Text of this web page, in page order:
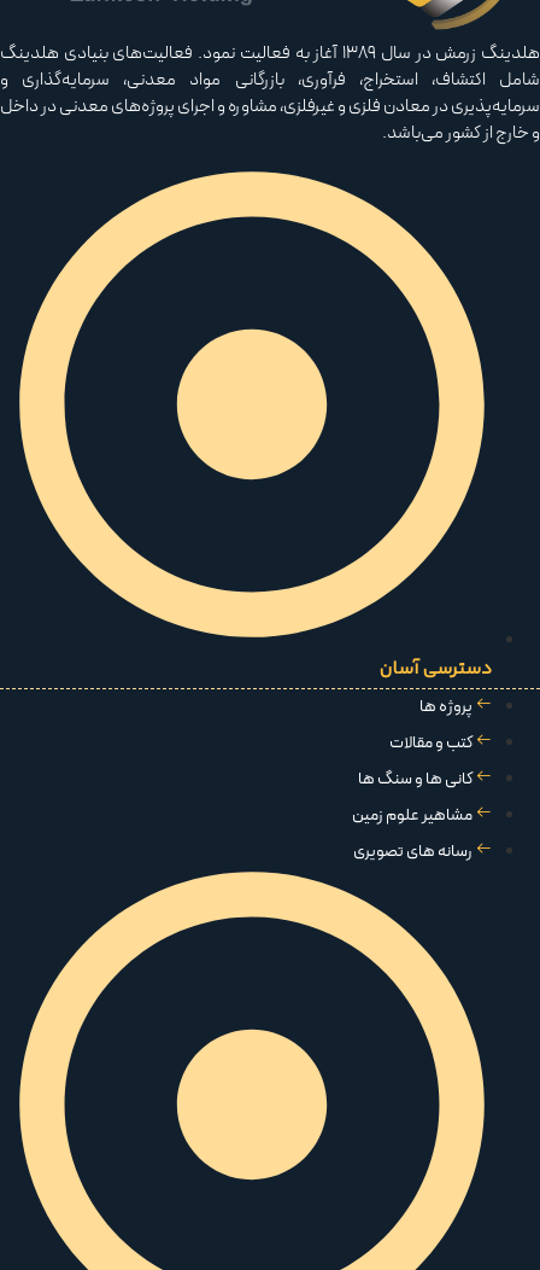
هلدینگ زرمش در سال ۱۳۸۹ آغاز به فعالیت‌ نمود. فعالیت‌های بنیادی هلدینگ
اکتشاف، استخراج، فرآوری، بازرگانی مواد معدنی، سرمایه‌گذاری و
در معادن فلزی و غیرفلزی، مشاوره و اجرای پروژه‌های معدنی در داخل
از کشور می‌باشد.
دسترسی آسان
پروژه ها
کتب و مقالات
کانی ها و سنگ ها
مشاهیر علوم زمین
رسانه های تصویری